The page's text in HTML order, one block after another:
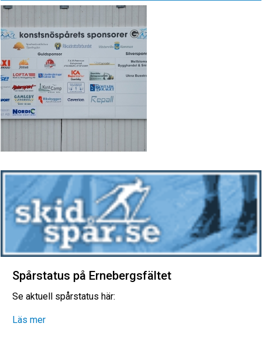
Spårstatus på Ernebergsfältet
Se aktuell spårstatus här:
Läs mer